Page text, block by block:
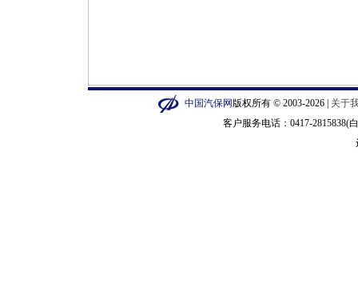
中国汽保网版权所有 © 2003-2026 | 关于
客户服务电话：0417-